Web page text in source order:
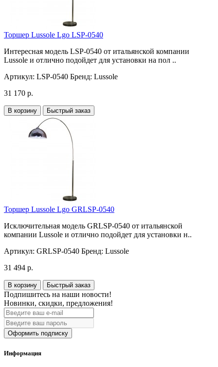
Торшер Lussole Lgo LSP-0540
Интересная модель LSP-0540 от итальянской компании
Lussole и отлично подойдет для установки на пол ..
Артикул: LSP-0540 Бренд: Lussole
31 170 р.
В корзину Быстрый заказ
Торшер Lussole Lgo GRLSP-0540
Исключительная модель GRLSP-0540 от итальянской
компании Lussole и отлично подойдет для установки н..
Артикул: GRLSP-0540 Бренд: Lussole
31 494 р.
В корзину Быстрый заказ
Подпишитесь на наши новости!
Новинки, скидки, предложения!
Оформить подписку
Информация